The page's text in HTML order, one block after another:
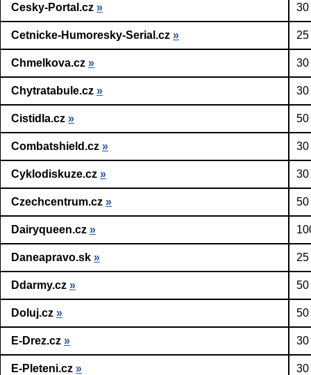
Cesky-Portal.cz » 30
Cetnicke-Humoresky-Serial.cz »
Chmelkova.cz » 30
Chytratabule.cz » 30
Cistidla.cz » 50
Combatshield.cz » 30
Cyklodiskuze.cz » 30
Czechcentrum.cz » 50
Dairyqueen.cz »
Daneapravo.sk »
Ddarmy.cz » 50
Doluj.cz » 50
E-Drez.cz » 30
E-Pleteni.cz » 30